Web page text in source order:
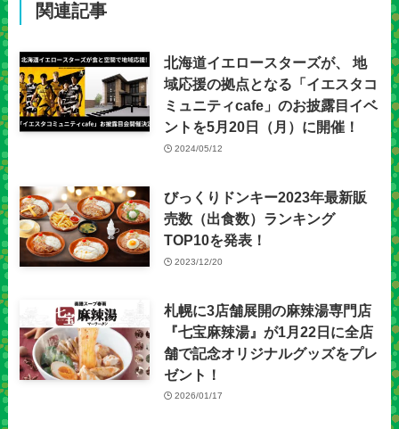
関連記事
北海道イエロースターズが、 地
域応援の拠点となる「イエスタコ
ミュニティcafe」のお披露目イベ
ントを5月20日（月）に開催！
2024/05/12
びっくりドンキー2023年最新販
売数（出食数）ランキング
TOP10を発表！
2023/12/20
札幌に3店舗展開の麻辣湯専門店
『七宝麻辣湯』が1月22日に全店
舗で記念オリジナルグッズをプレ
ゼント！
2026/01/17